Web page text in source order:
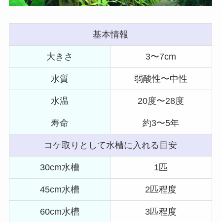
基本情報
大きさ 3〜7cm
水質 弱酸性〜中性
水温 20度〜28度
寿命 約3〜5年
コケ取りとして水槽に入れる目安
30cm水槽 1匹
45cm水槽 2匹程度
60cm水槽 3匹程度